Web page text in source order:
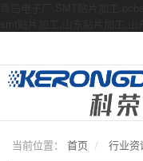
当前位置： 首页 行业资